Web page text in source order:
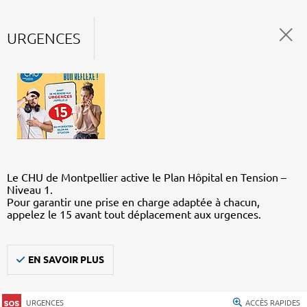
URGENCES
Le CHU de Montpellier active le Plan Hôpital en Tension –
Niveau 1.
Pour garantir une prise en charge adaptée à chacun,
appelez le 15 avant tout déplacement aux urgences.
EN SAVOIR PLUS
URGENCES ACCÈS RAPIDES